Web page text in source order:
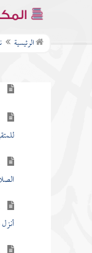
الرئيسية
سورة
سورة